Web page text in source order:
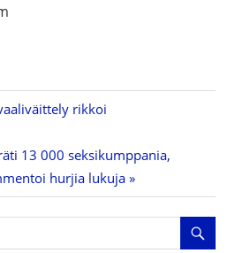
rikkoi
13 000 seksikumppania,
hurjia lukuja